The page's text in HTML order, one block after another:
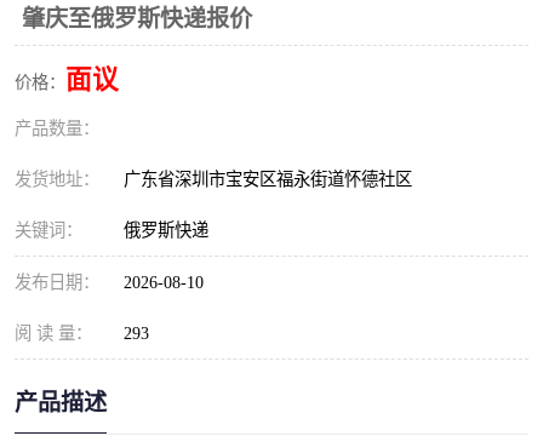
肇庆至俄罗斯快递报价
价格： 面议
产品数量：
发货地址： 广东省深圳市宝安区福永街道怀德社区
关键词： 俄罗斯快递
发布日期： 2026-08-10
阅 读 量： 293
产品描述